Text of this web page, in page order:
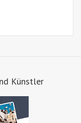
Künstler